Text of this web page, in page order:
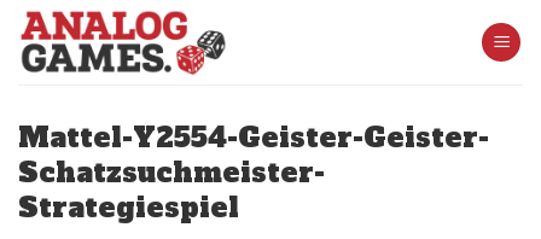
Skip
content
Mattel-Y2554-Geister-Geister-
Schatzsuchmeister-
Strategiespiel